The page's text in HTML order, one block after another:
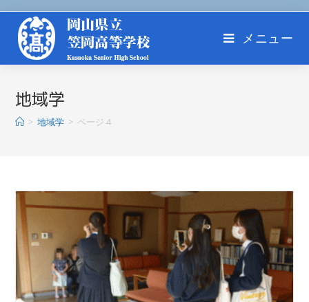
メニュー
地域学
> 地域学 > ページ 4